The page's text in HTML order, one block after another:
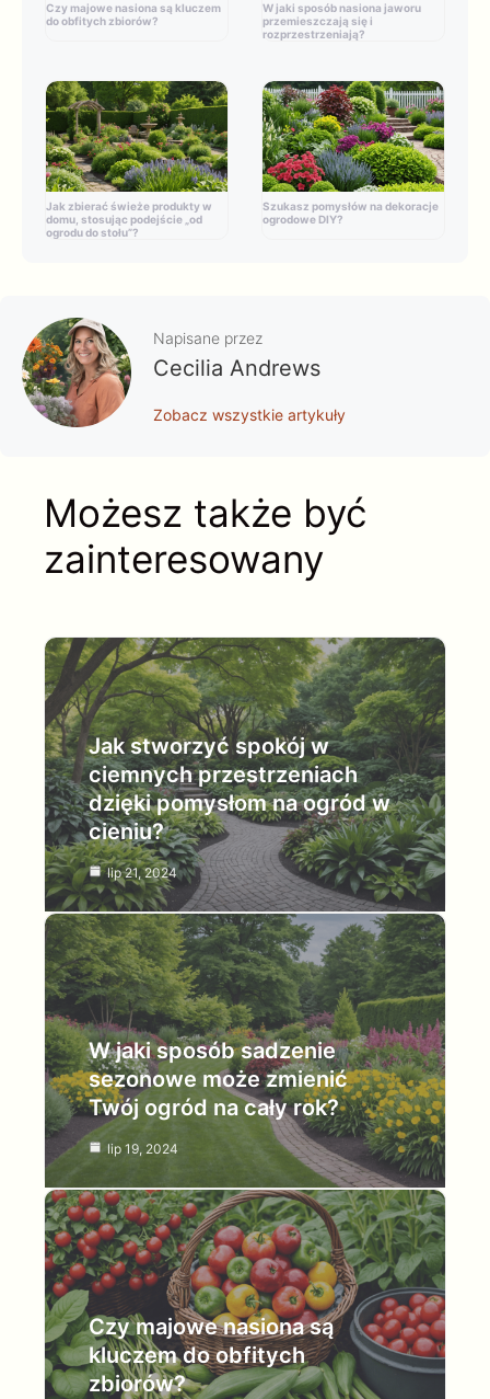
Czy majowe nasiona są kluczem
do obfitych zbiorów?
W jaki sposób nasiona jaworu
przemieszczają się i
rozprzestrzeniają?
Jak zbierać świeże produkty w
domu, stosując podejście „od
ogrodu do stołu”?
Szukasz pomysłów na dekoracje
ogrodowe DIY?
Napisane przez
Cecilia Andrews
Zobacz wszystkie artykuły
Możesz także być
zainteresowany
Jak stworzyć spokój w
ciemnych przestrzeniach
dzięki pomysłom na ogród w
cieniu?
lip 21, 2024
W jaki sposób sadzenie
sezonowe może zmienić
Twój ogród na cały rok?
lip 19, 2024
Czy majowe nasiona są
kluczem do obfitych
zbiorów?